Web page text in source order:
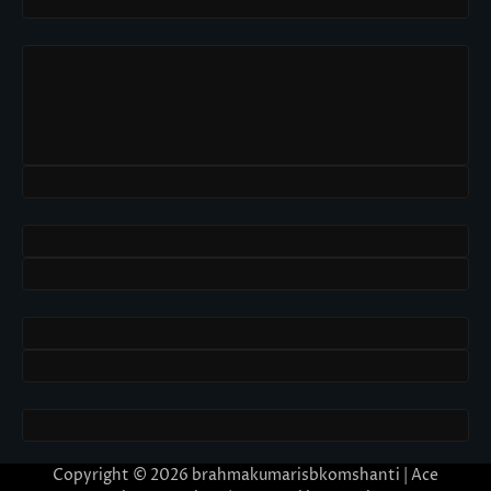
Copyright © 2026 brahmakumarisbkomshanti | Ace